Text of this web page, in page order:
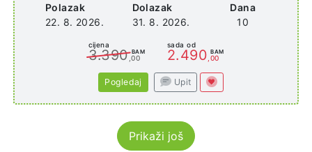
Polazak
22. 8. 2026.
Dolazak
31. 8. 2026.
Dana
10
cijena
3.390 BAM
,00
sada od
2.490 BAM
,00
Pogledaj Upit
Prikaži još